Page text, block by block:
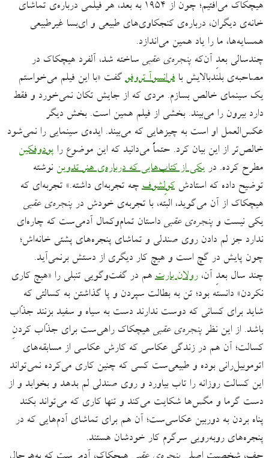
هیچکاک می‌افتیم؛ چون از ۱۹۵۴ به بعد، هر فیلمی درباره‌ی تماشای
خانه‌ی دیگران، درباره‌ی کنجکاوی‌های طبیعی و ای‌بسا غیرطبیعی
همسایه‌ها، ما را یاد همین می‌اندازد.
چندسالی بعدِ آن‌که پنجره‌ی عقبی ساخته شد، آلفرد هیچکاک در
مصاحبه‌ی بلندبالایش با فرانسوآ تروفو گفت «با این فیلم می‌خواستم
یک سینمای خالص بسازم. مردی که از جایش تکان نمی‌خورد و فقط
دارد بیرون را می‌بیند. بخشی از فیلم همین است. بخش دیگر
عکس‌العمل او است به چیزهایی که می‌بیند. ایده‌ی سینمایی را نمی‌شود
خالص‌تر از این بیان کرد. حتماً می‌دانید که این موضوع را پودوفکین
مطرح کرده. دریکی از کتاب‌هایی که درباره‌ی هنر تدوین نوشته
توضیح داده که استادش کولِشوف چه تجربه‌ای داشته.» تجربه‌ای که
هیچکاک از آن می‌گوید، البته، با تجربه‌ی خودش در پنجره‌ی عقبی
یکی نیست و پنجره‌ی عقبی داستان تمام‌وکمال آدمی‌ست که چاره‌ای
ندارد جز لم دادن روی صندلی و تماشای پنجره‌های پشتی خانه‌اش؛
چون پایش در گچ است و هیچ کار دیگری از دستش برنمی‌آید.
چند سال بعدِ آن،رولان بارت هم در گفت‌‌وگویی تنبلی را «هیچ کاری
نکردن» دانسته بود؛ تن به بطالت سپردن و پا گذاشتن به کسالتی که
شاید برای کسانی که دوست ندارند دست به سیاه و سفید بزنند جذّاب
باشد. از این نظر پنجره‌ی عقبی هیچکاک راهی‌ست برای جذّاب کردنِ
کسالت؛ آن هم در زندگی عکاسی که کارش عکاسی از مسابقه‌های
اتوموبیل‌رانی بوده و طبیعی‌ست کسی که چنین کاری می‌کرده نمی‌تواند
این کسالت روزانه را تاب بیاورد و روی صندلی لم بدهد و بخوابد و از
دست گرما و مگس‌ها شکایت می‌کند و تنها کاری که می‌تواند بکند
پناه بردن به دوربین عکاسی‌ست؛ آن هم برای تماشای آدم‌هایی که در
پنجره‌های روبه‌رویی سرگرم کار خودشان هستند.